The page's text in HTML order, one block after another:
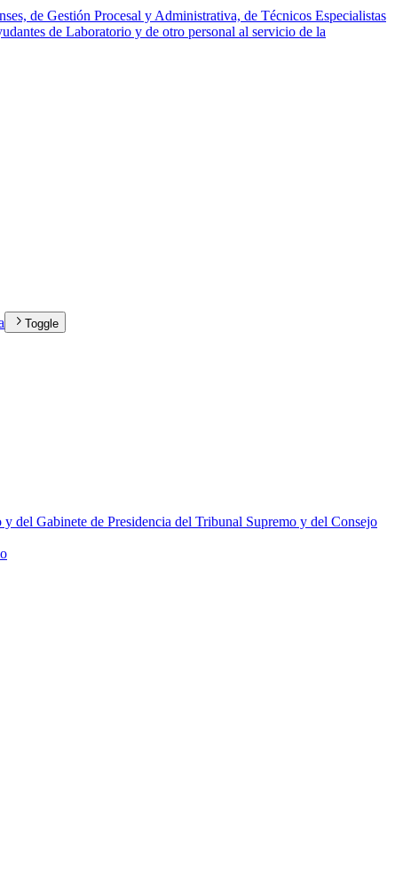
de Gestión Procesal y Administrativa, de Técnicos Especialistas
de Laboratorio y de otro personal al servicio de la
Toggle
del Gabinete de Presidencia del Tribunal Supremo y del Consejo